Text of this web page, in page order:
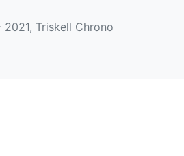
Triskell Chrono